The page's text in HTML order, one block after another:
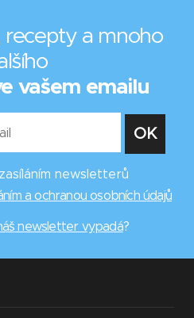
recepty a mnoho
vašem emailu
newsletterů
a ochranou osobních údajů
newsletter vypadá?